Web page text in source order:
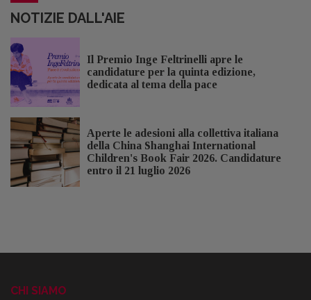
NOTIZIE DALL'AIE
Il Premio Inge Feltrinelli apre le
candidature per la quinta edizione,
dedicata al tema della pace
Aperte le adesioni alla collettiva italiana
della China Shanghai International
Children's Book Fair 2026. Candidature
entro il 21 luglio 2026
CHI SIAMO